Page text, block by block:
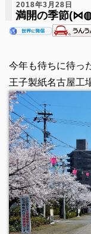
2018年3月28日
満開の季節
今年も待ちに待っ
王子製紙名古屋工